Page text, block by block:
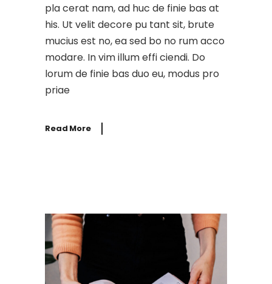
pla cerat nam, ad huc de finie bas at
his. Ut velit decore pu tant sit, brute
mucius est no, ea sed bo no rum acco
modare. In vim illum effi ciendi. Do
lorum de finie bas duo eu, modus pro
priae
Read More